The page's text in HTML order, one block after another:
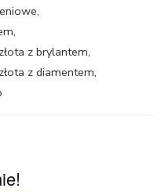
,
,
z brylantem,
z diamentem,